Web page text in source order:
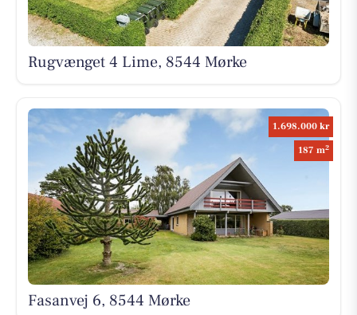
Rugvænget 4 Lime, 8544 Mørke
1.698.000 kr
187 m2
Fasanvej 6, 8544 Mørke